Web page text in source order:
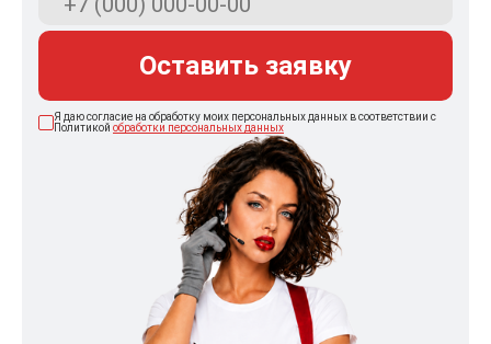
Оставить заявку
Я даю согласие на обработку моих персональных данных в соответствии с
Политикой обработки персональных данных